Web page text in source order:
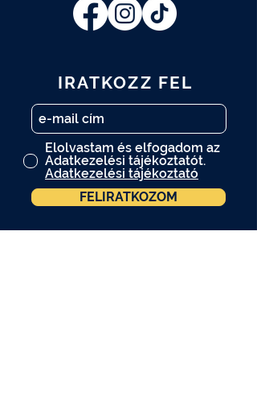
IRATKOZZ FEL
Elolvastam és elfogadom az
Adatkezelési tájékoztatót.
Adatkezelési tájékoztató
FELIRATKOZOM